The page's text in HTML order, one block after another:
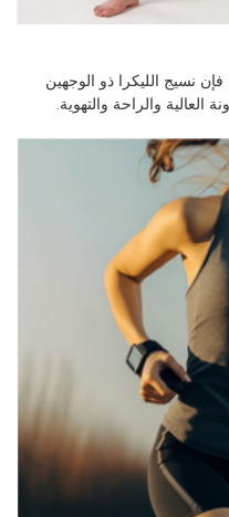
نسيج الليكرا ذو الوجهين
والراحة والتهوية.